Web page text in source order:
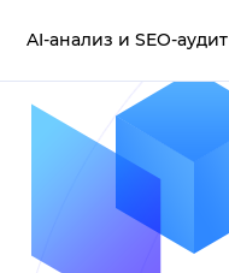
AI-анализ и SEO-аудит